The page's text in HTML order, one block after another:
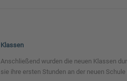
Klassen
Anschließend wurden die neuen Klassen
sie ihre ersten Stunden an der neuen